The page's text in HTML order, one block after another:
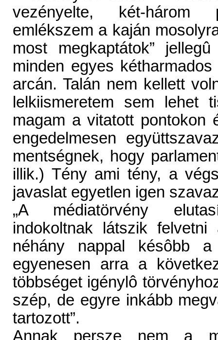
vezényelte, két-három
emlékszem a kaján
most megkaptátok”
minden egyes
arcán. Talán nem kellett
lelkiismeretem sem lehet
magam a vitatott pontokon
engedelmesen
mentségnek, hogy
illik.) Tény ami tény, a
javaslat egyetlen igen
„A médiatörvény
indokoltnak látszik
néhány nappal késôbb
egyenesen arra a
többséget igénylô
szép, de egyre inkább
tartozott”.
Annak persze nem a